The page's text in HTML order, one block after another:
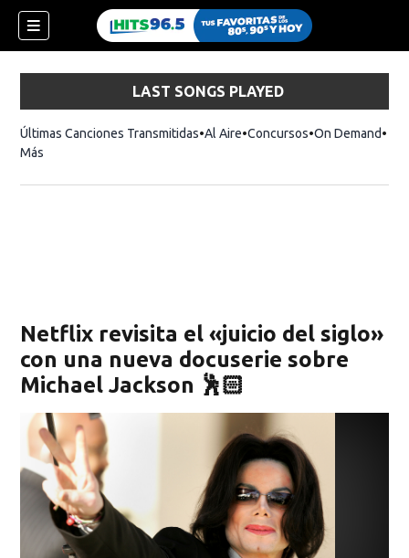
LAST SONGS PLAYED
Últimas Canciones Transmitidas Al Aire Concursos On Demand
Más
Netflix revisita el «juicio del siglo»
con una nueva docuserie sobre
Michael Jackson 🕺🏻